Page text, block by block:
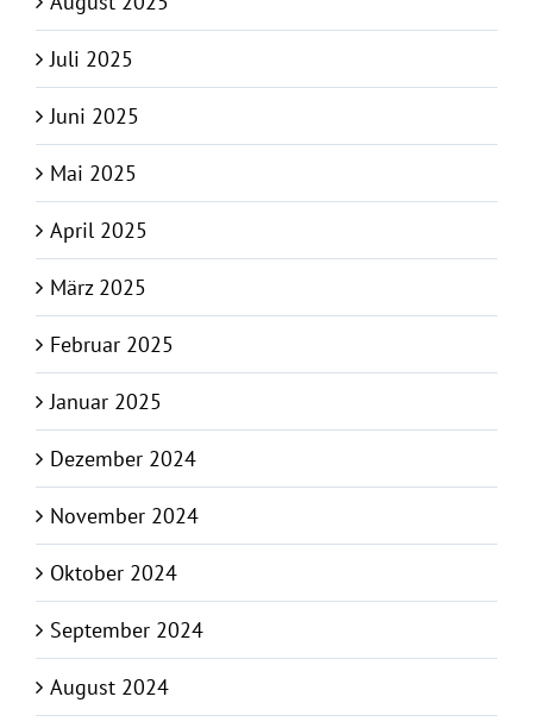
Juli 2025
Juni 2025
Mai 2025
April 2025
März 2025
Februar 2025
Januar 2025
Dezember 2024
November 2024
Oktober 2024
September 2024
August 2024